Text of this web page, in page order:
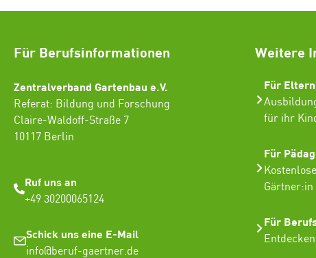
Für Berufsinformationen
Zentralverband Gartenbau e.V.
Referat: Bildung und Forschung
Claire-Waldoff-Straße 7
10117 Berlin
Ruf uns an
+49 30200065124
Schick uns eine E-Mail
info@beruf-gaertner.de
Weitere
Für Eltern
für ihr
Für
Gärtner:in
Für